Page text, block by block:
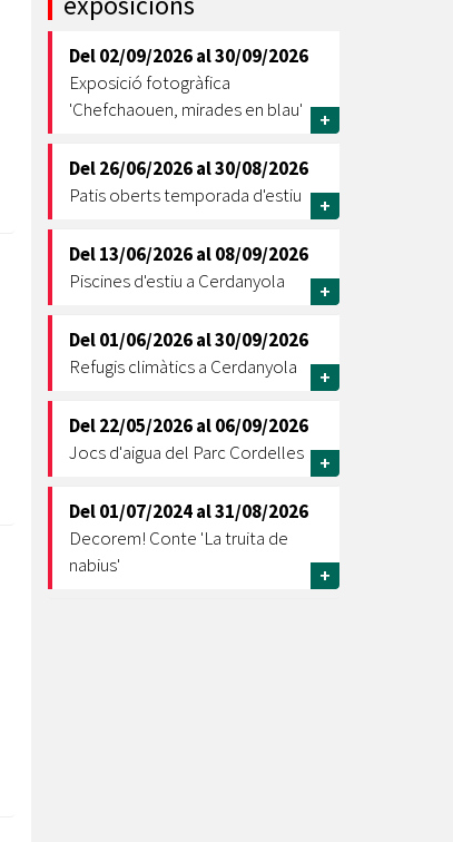
Ètica i Integritat
Retiment de Comptes
Dades Obertes
Catàleg de Serveis i Tràmits
Equipaments
Mercats Municipals
Webs Municipals
Del02/09/2026al30/09/2026
Exposició fotogràfica
'Chefchaouen, mirades en blau'
+
Del26/06/2026al30/08/2026
Patis oberts temporada d'estiu
+
Del13/06/2026al08/09/2026
Piscines d'estiu a Cerdanyola
+
Del01/06/2026al30/09/2026
Refugis climàtics a Cerdanyola
+
Del22/05/2026al06/09/2026
Jocs d'aigua del Parc Cordelles
+
Del01/07/2024al31/08/2026
Decorem! Conte 'La truita de
nabius'
+